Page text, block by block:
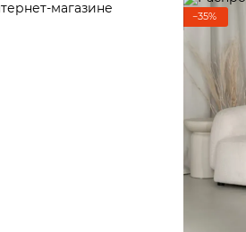
−35%